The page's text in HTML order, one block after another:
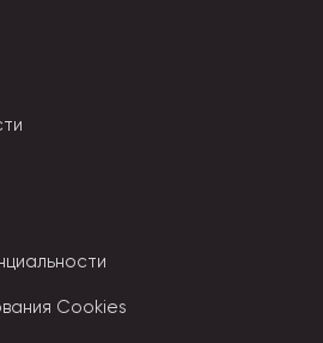
Cookies